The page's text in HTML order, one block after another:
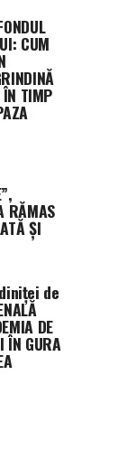
CUM
ÎN TIMP
RĂMAS
ȘI
de
DE
ÎN GURA